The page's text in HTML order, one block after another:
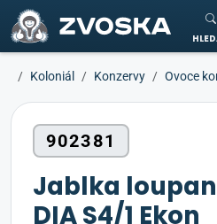
ZVOSKA
Koloniál Konzervy Ovoce
902381
Jablka
DIA S4/1 Ekon